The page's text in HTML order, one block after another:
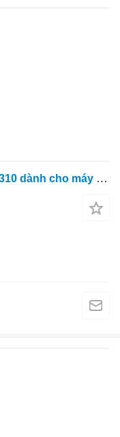
Bộ lọc thuỷ lực John Deere ZI-AU310 dành cho máy kéo bánh lốp